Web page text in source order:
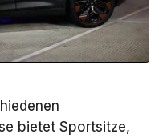
bietet Sportsitze,